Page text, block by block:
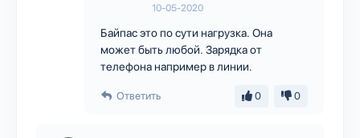
10-05-2020
Байпас это по сути нагрузка. Она
может быть любой. Зарядка от
телефона например в линии.
Ответить 0 0